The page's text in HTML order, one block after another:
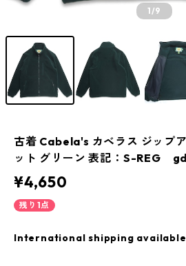
1/9
古着 Cabela's カベラス ジップ
ット グリーン 表記：S-REG
¥4,650
残り1点
International shipping available